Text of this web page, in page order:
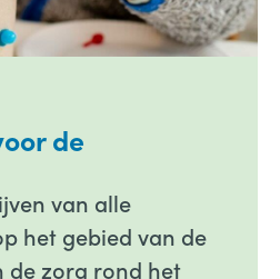
de
van alle
het gebied van de
de zorg rond het